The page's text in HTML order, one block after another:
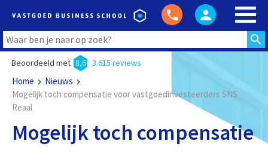
Beoordeeld met 8,6 3.615 reviews
Home
Nieuws
Mogelijk toch compensatie voor vastgoedinvesteerders SNS
Reaal
Mogelijk toch compensatie